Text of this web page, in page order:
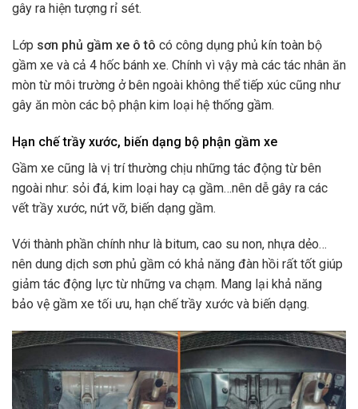
gây ra hiện tượng rỉ sét.
Lớp sơn phủ gầm xe ô tô có công dụng phủ kín toàn bộ
gầm xe và cả 4 hốc bánh xe. Chính vì vậy mà các tác nhân ăn
mòn từ môi trường ở bên ngoài không thể tiếp xúc cũng như
gây ăn mòn các bộ phận kim loại hệ thống gầm.
Hạn chế trầy xước, biến dạng bộ phận gầm xe
Gầm xe cũng là vị trí thường chịu những tác động từ bên
ngoài như: sỏi đá, kim loại hay cạ gầm…nên dễ gây ra các
vết trầy xước, nứt vỡ, biến dạng gầm.
Với thành phần chính như là bitum, cao su non, nhựa dẻo…
nên dung dịch sơn phủ gầm có khả năng đàn hồi rất tốt giúp
giảm tác động lực từ những va chạm. Mang lại khả năng
bảo vệ gầm xe tối ưu, hạn chế trầy xước và biến dạng.